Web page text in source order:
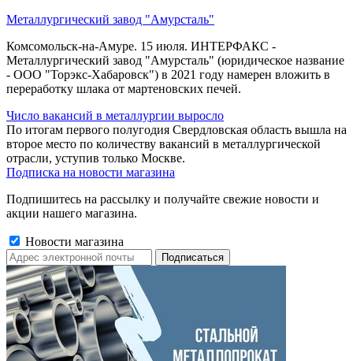
Металлургический завод "Амурсталь"
Комсомольск-на-Амуре. 15 июля. ИНТЕРФАКС -
Металлургический завод "Амурсталь" (юридическое название
- ООО "Торэкс-Хабаровск") в 2021 году намерен вложить в
переработку шлака от мартеновских печей.
Число вакансий в металлургии выросло
По итогам первого полугодия Свердловская область вышла на
второе место по количеству вакансий в металлургической
отрасли, уступив только Москве.
Подписка на новости магазина
Подпишитесь на рассылку и получайте свежие новости и
акции нашего магазина.
Новости магазина